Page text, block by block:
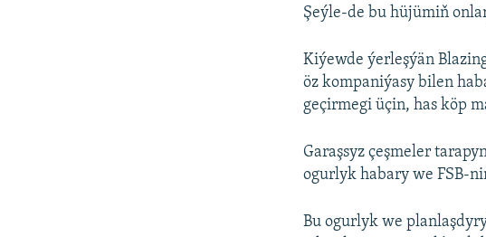
Şeýle-de bu hüjümiň
Kiýewde ýerleşýän
öz kompaniýasy bilen
geçirmegi üçin, has köp
Garaşsyz çeşmeler
ogurlyk habary we FSB-
Bu ogurlyk we